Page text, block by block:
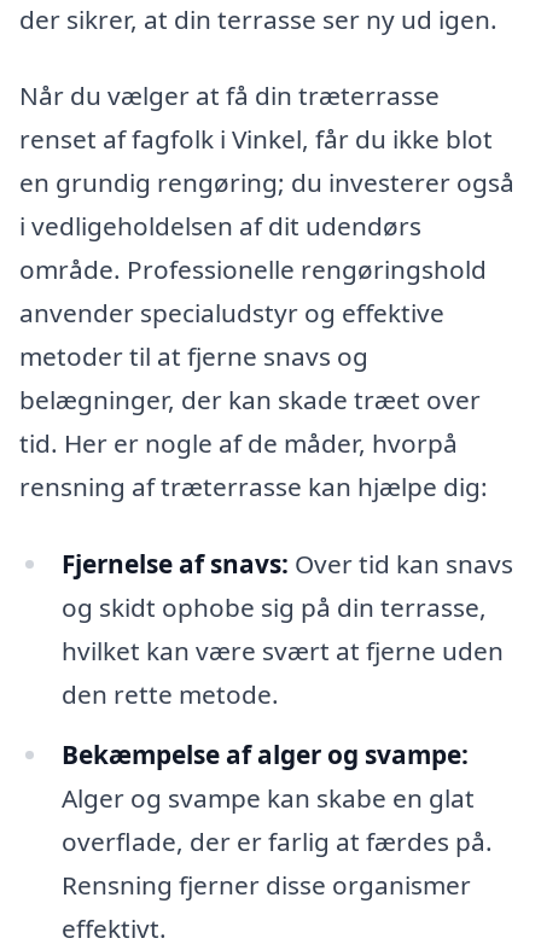
der sikrer, at din terrasse ser ny ud igen.
Når du vælger at få din træterrasse
renset af fagfolk i Vinkel, får du ikke blot
en grundig rengøring; du investerer også
i vedligeholdelsen af dit udendørs
område. Professionelle rengøringshold
anvender specialudstyr og effektive
metoder til at fjerne snavs og
belægninger, der kan skade træet over
tid. Her er nogle af de måder, hvorpå
rensning af træterrasse kan hjælpe dig:
Fjernelse af snavs: Over tid kan snavs
og skidt ophobe sig på din terrasse,
hvilket kan være svært at fjerne uden
den rette metode.
Bekæmpelse af alger og svampe:
Alger og svampe kan skabe en glat
overflade, der er farlig at færdes på.
Rensning fjerner disse organismer
effektivt.